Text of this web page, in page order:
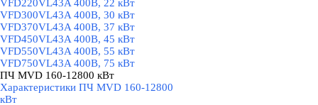
VFD220VL43A 400В, 22 кВт
VFD300VL43A 400В, 30 кВт
VFD370VL43A 400В, 37 кВт
VFD450VL43A 400В, 45 кВт
VFD550VL43A 400В, 55 кВт
VFD750VL43A 400В, 75 кВт
ПЧ MVD 160-12800 кВт
Характеристики ПЧ MVD 160-12800
кВт